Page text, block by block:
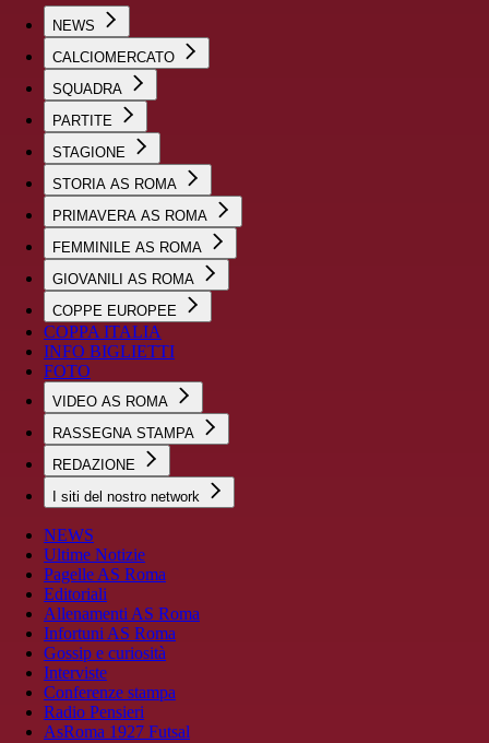
NEWS
CALCIOMERCATO
SQUADRA
PARTITE
STAGIONE
STORIA AS ROMA
PRIMAVERA AS ROMA
FEMMINILE AS ROMA
GIOVANILI AS ROMA
COPPE EUROPEE
COPPA ITALIA
INFO BIGLIETTI
FOTO
VIDEO AS ROMA
RASSEGNA STAMPA
REDAZIONE
I siti del nostro network
NEWS
Ultime Notizie
Pagelle AS Roma
Editoriali
Allenamenti AS Roma
Infortuni AS Roma
Gossip e curiosità
Interviste
Conferenze stampa
Radio Pensieri
AsRoma 1927 Futsal